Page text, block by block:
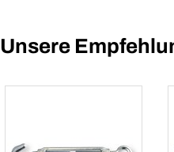
Unsere